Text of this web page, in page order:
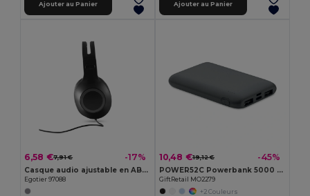
Ajouter au Panier Ajouter au Panier
6,58 €7,91 € -17%
Casque audio ajustable en ABS et PP avec microphone
Egotier 97088
10,48 €19,12 € -45%
POWER52C Powerbank 5000 mAh
GiftRetail MO2279
+2 Couleurs